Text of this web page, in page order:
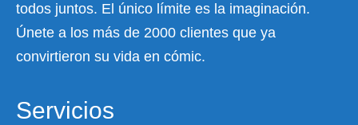
todos juntos. El único límite es la imaginación.
Únete a los más de 2000 clientes que ya
convirtieron su vida en cómic.
Servicios